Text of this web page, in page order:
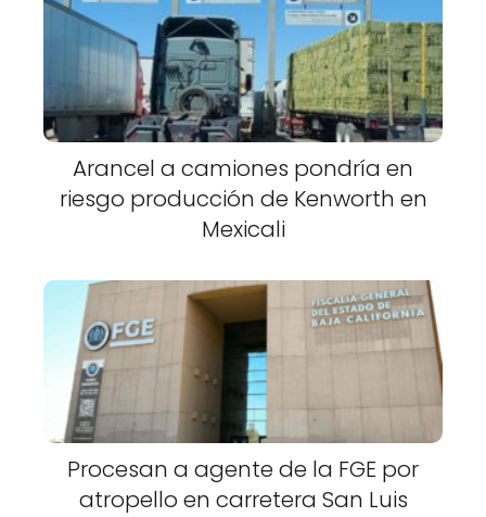
Arancel a camiones pondría en
riesgo producción de Kenworth en
Mexicali
Procesan a agente de la FGE por
atropello en carretera San Luis